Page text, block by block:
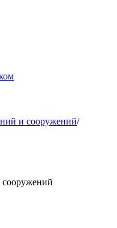
и сооружений/
сооружений